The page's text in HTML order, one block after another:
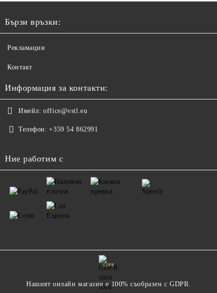
Бързи връзки:
Рекламации
Контакт
Информация за контакти:
Имейл: office@vstl.eu
Телефон: +359 54 862991
Ние работим с
GDPR
Нашият онлайн магазин е 100% съобразен с GDPR.